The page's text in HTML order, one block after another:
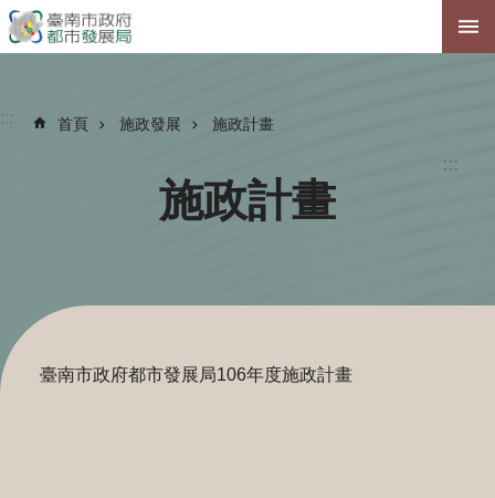
跳到主要內容區塊
:::
::: 首頁 施政發展 施政計畫
施政計畫
臺南市政府都市發展局106年度施政計畫